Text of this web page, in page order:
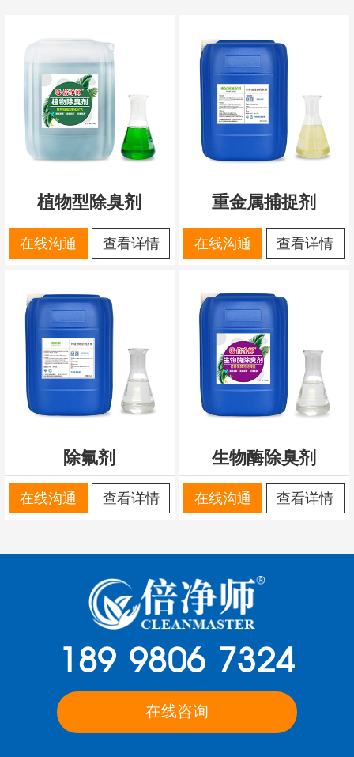
植物型除臭剂
在线沟通 查看详情
重金属捕捉剂
在线沟通 查看详情
除氟剂
在线沟通 查看详情
生物酶除臭剂
在线沟通 查看详情
189 9806 7324
在线咨询